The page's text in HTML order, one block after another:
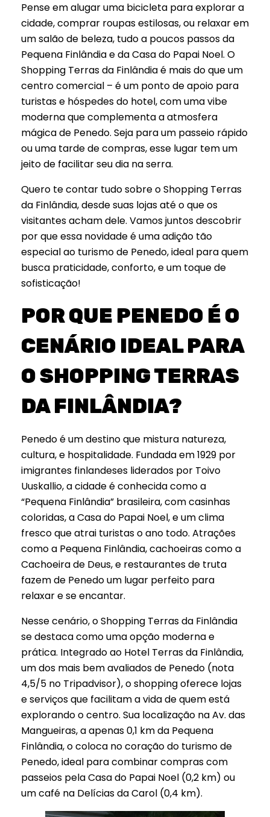
Pense em alugar uma bicicleta para explorar a
cidade, comprar roupas estilosas, ou relaxar em
um salão de beleza, tudo a poucos passos da
Pequena Finlândia e da Casa do Papai Noel. O
Shopping Terras da Finlândia é mais do que um
centro comercial – é um ponto de apoio para
turistas e hóspedes do hotel, com uma vibe
moderna que complementa a atmosfera
mágica de Penedo. Seja para um passeio rápido
ou uma tarde de compras, esse lugar tem um
jeito de facilitar seu dia na serra.
Quero te contar tudo sobre o Shopping Terras
da Finlândia, desde suas lojas até o que os
visitantes acham dele. Vamos juntos descobrir
por que essa novidade é uma adição tão
especial ao turismo de Penedo, ideal para quem
busca praticidade, conforto, e um toque de
sofisticação!
POR QUE PENEDO É O
CENÁRIO IDEAL PARA
O SHOPPING TERRAS
DA FINLÂNDIA?
Penedo é um destino que mistura natureza,
cultura, e hospitalidade. Fundada em 1929 por
imigrantes finlandeses liderados por Toivo
Uuskallio, a cidade é conhecida como a
“Pequena Finlândia” brasileira, com casinhas
coloridas, a Casa do Papai Noel, e um clima
fresco que atrai turistas o ano todo. Atrações
como a Pequena Finlândia, cachoeiras como a
Cachoeira de Deus, e restaurantes de truta
fazem de Penedo um lugar perfeito para
relaxar e se encantar.
Nesse cenário, o Shopping Terras da Finlândia
se destaca como uma opção moderna e
prática. Integrado ao Hotel Terras da Finlândia,
um dos mais bem avaliados de Penedo (nota
4,5/5 no Tripadvisor), o shopping oferece lojas
e serviços que facilitam a vida de quem está
explorando o centro. Sua localização na Av. das
Mangueiras, a apenas 0,1 km da Pequena
Finlândia, o coloca no coração do turismo de
Penedo, ideal para combinar compras com
passeios pela Casa do Papai Noel (0,2 km) ou
um café na Delícias da Carol (0,4 km).